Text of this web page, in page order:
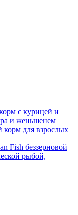
с курицей и
и женьшенем
корм для взрослых
Fish беззерновой
рыбой,